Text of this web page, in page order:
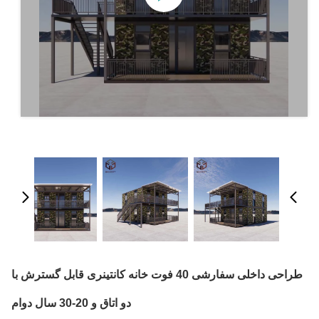
طراحی داخلی سفارشی 40 فوت خانه کانتینری قابل گسترش با
دو اتاق و 20-30 سال دوام